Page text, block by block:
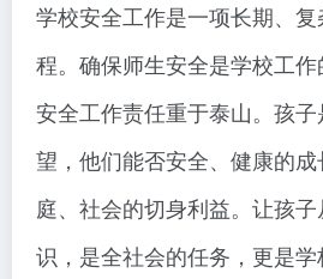
学校安全工作是一项长期、
程。确保师生安全是学校工作
安全工作责任重于泰山。孩
望，他们能否安全、健康的
庭、社会的切身利益。让孩
识，是全社会的任务，更是